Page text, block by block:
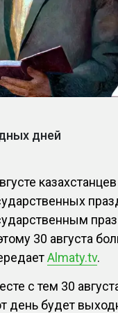
дней
30 августа
Almaty.tv.
с тем 30
день будет